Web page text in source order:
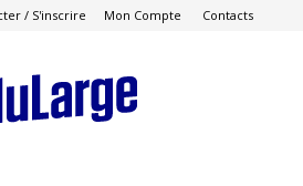
/ S'inscrire Mon Compte Contacts